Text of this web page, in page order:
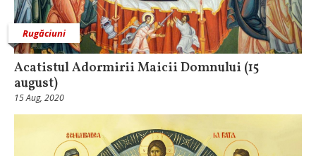
Rugăciuni
Acatistul Adormirii Maicii Domnului (15
august)
15 Aug, 2020